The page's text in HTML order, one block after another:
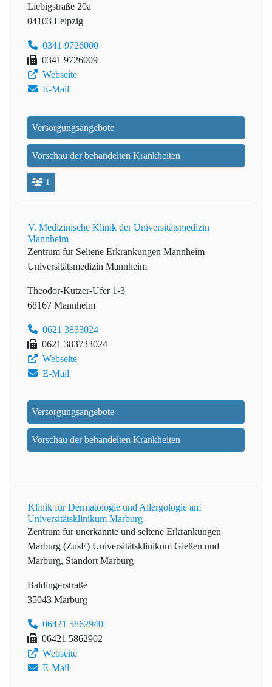
Liebigstraße 20a
04103 Leipzig
0341 9726000
0341 9726009
Webseite
E-Mail
Versorgungsangebote
Vorschau der behandelten Krankheiten
1
V. Medizinische Klinik der Universitätsmedizin
Mannheim
Zentrum für Seltene Erkrankungen Mannheim
Universitätsmedizin Mannheim
Theodor-Kutzer-Ufer 1-3
68167 Mannheim
0621 3833024
0621 383733024
Webseite
E-Mail
Versorgungsangebote
Vorschau der behandelten Krankheiten
Klinik für Dermatologie und Allergologie am
Universitätsklinikum Marburg
Zentrum für unerkannte und seltene Erkrankungen
Marburg (ZusE) Universitätsklinikum Gießen und
Marburg, Standort Marburg
Baldingerstraße
35043 Marburg
06421 5862940
06421 5862902
Webseite
E-Mail